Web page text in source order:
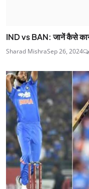
IND vs BAN: जानें कैसे
Sharad MishraSep 26, 2024